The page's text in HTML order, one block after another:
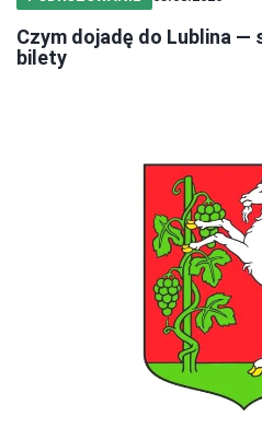
Czym dojadę do Lublina —
bilety